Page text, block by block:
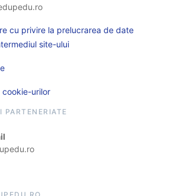
cu privire la prelucrarea de date
site-ului
cookie-urilor
PARTENERIATE